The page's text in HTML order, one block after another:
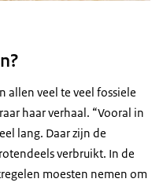
allen veel te veel fossiele
haar verhaal. “Vooral in
lang. Daar zijn de
verbruikt. In de
moesten nemen om